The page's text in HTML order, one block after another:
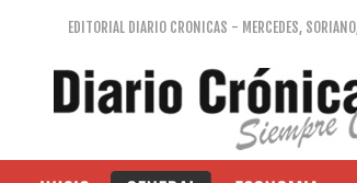
EDITORIAL DIARIO CRONICAS - MERCEDES,